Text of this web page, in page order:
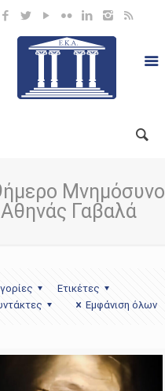
Μνημόσυνο
Γαβαλά
Ετικέτες
Εμφάνιση όλων